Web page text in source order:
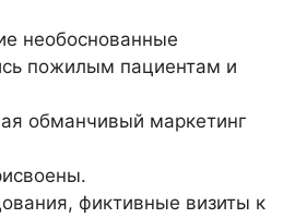
необоснованные
пожилым пациентам и
обманчивый маркетинг
фиктивные визиты к